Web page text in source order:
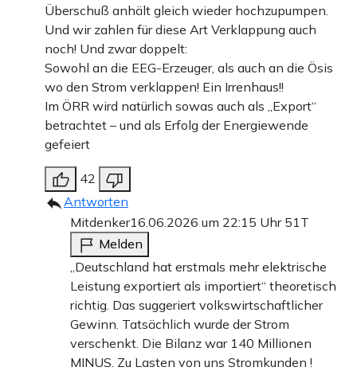
Überschuß anhält gleich wieder hochzupumpen.
Und wir zahlen für diese Art Verklappung auch
noch! Und zwar doppelt:
Sowohl an die EEG-Erzeuger, als auch an die Ösis
wo den Strom verklappen! Ein Irrenhaus!!
Im ÖRR wird natürlich sowas auch als „Export“
betrachtet – und als Erfolg der Energiewende
gefeiert
42
Antworten
Mitdenker16.06.2026 um 22:15 Uhr 51T
Melden
„Deutschland hat erstmals mehr elektrische
Leistung exportiert als importiert“ theoretisch
richtig. Das suggeriert volkswirtschaftlicher
Gewinn. Tatsächlich wurde der Strom
verschenkt. Die Bilanz war 140 Millionen
MINUS. Zu Lasten von uns Stromkunden !